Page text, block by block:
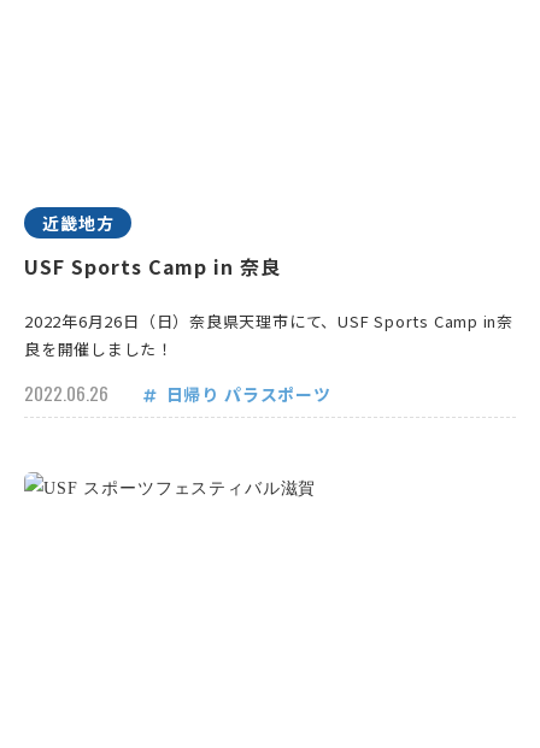
近畿地方
USF Sports Camp in 奈良
2022年6月26日（日）奈良県天理市にて、USF Sports Camp in奈
良を開催しました！
2022.06.26 日帰り パラスポーツ